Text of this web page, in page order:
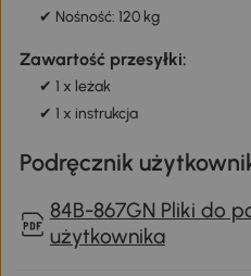
✔ Nośność: 120 kg
Zawartość przesyłki:
✔ 1 x leżak
✔ 1 x instrukcja
Podręcznik
84B-867GN Pliki do
użytkownika